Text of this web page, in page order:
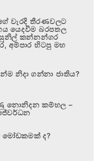
වැරදි තීරණවලට
යෙදවීම බරපතල
සුනිල් කන්නන්ගර
අම්පාර හිටපු මහ
නිදා ගන්නා ජාතිය?
නොනිදන කම්හල –
ද?